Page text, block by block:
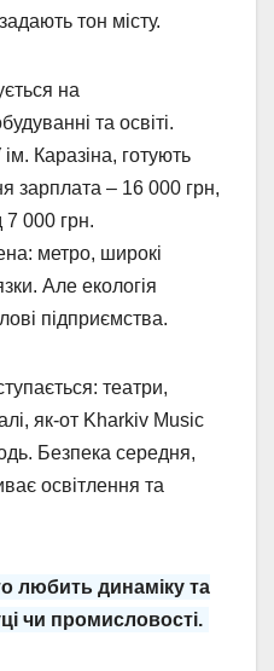
тон місту.
на
та освіті.
Каразіна, готують
зарплата – 16 000 грн,
7 000 грн.
метро, широкі
Але екологія
підприємства.
театри,
як-от Kharkiv Music
Безпека середня,
освітлення та
любить динаміку та
чи промисловості.